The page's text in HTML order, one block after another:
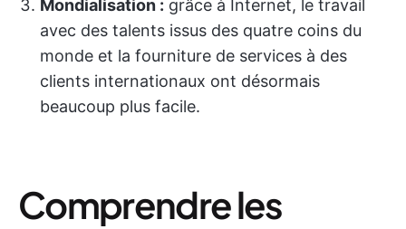
Mondialisation : grâce à Internet, le travail
avec des talents issus des quatre coins du
monde et la fourniture de services à des
clients internationaux ont désormais
beaucoup plus facile.
Comprendre les